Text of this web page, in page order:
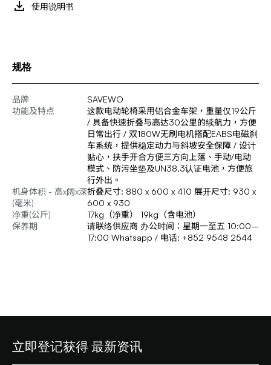
使用说明书
规格
品牌
SAVEWO
功能及特点
这款电动轮椅采用铝合金车架，重量仅19公斤
/ 具备快速折叠与高达30公里的续航力，方便
日常出行 / 双180W无刷电机搭配EABS电磁刹
车系统，提供稳定动力与斜坡安全保障 / 设计
贴心，扶手开合方便三方向上落、手动/电动
模式、防污坐垫及UN38.3认证电池，方便旅
行外出。
机身体积 - 高x阔x深
(毫米)
折叠尺寸: 880 x 600 x 410 展开尺寸: 930 x
600 x 930
净重(公斤)
17kg（净重） 19kg（含电池）
保养期
请联络供应商 办公时间：星期一至五 10:00–
17:00 Whatsapp / 电话: +852 9548 2544
立即登记获得 最新资讯